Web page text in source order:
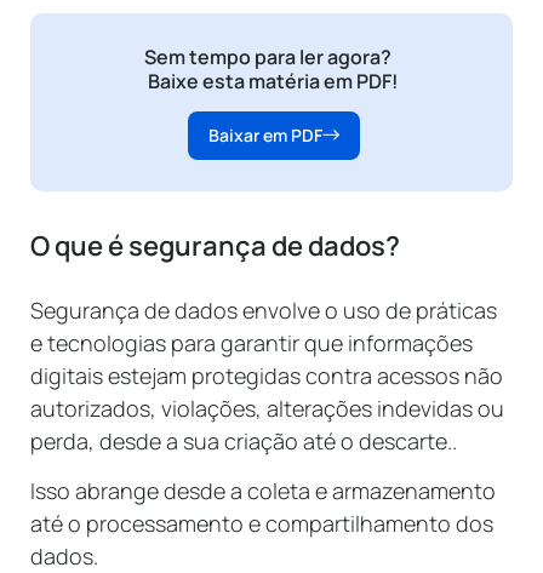
Sem tempo para ler agora?
Baixe esta matéria em PDF!
Baixar em PDF
O que é segurança de dados?
Segurança de dados envolve o uso de práticas
e tecnologias para garantir que informações
digitais estejam protegidas contra acessos não
autorizados, violações, alterações indevidas ou
perda, desde a sua criação até o descarte..
Isso abrange desde a coleta e armazenamento
até o processamento e compartilhamento dos
dados.